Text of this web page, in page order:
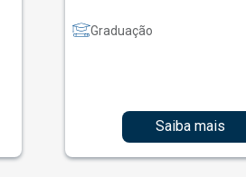
Graduação
Saiba mais